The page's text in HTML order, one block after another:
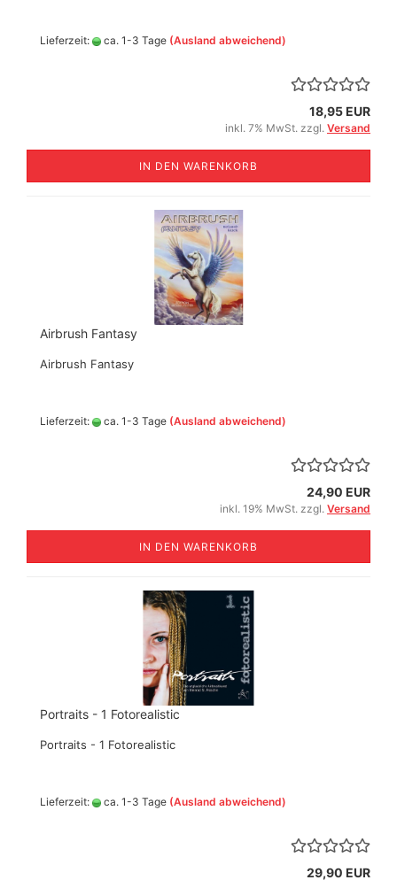
Lieferzeit: ca. 1-3 Tage (Ausland abweichend)
18,95 EUR
inkl. 7% MwSt. zzgl. Versand
IN DEN WARENKORB
Airbrush Fantasy
Airbrush Fantasy
Lieferzeit: ca. 1-3 Tage (Ausland abweichend)
24,90 EUR
inkl. 19% MwSt. zzgl. Versand
IN DEN WARENKORB
Portraits - 1 Fotorealistic
Portraits - 1 Fotorealistic
Lieferzeit: ca. 1-3 Tage (Ausland abweichend)
29,90 EUR